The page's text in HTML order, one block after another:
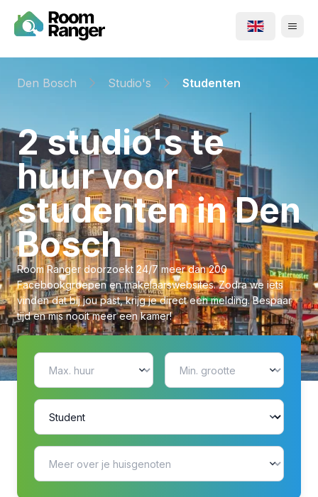
Den Bosch Studio's Studenten
⁨2⁩ ⁨studio's⁩ te
huur voor
⁨studenten⁩ in ⁨Den
Bosch⁩
Room Ranger doorzoekt 24/7 meer dan 200
Facebookgroepen en makelaarswebsites. Zodra we iets
vinden dat bij jou past, krijg je direct een melding. Bespaar
tijd en mis nooit meer een kamer!